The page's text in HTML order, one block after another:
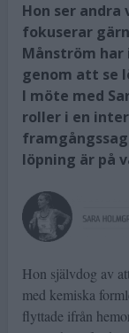
Hon ser
fokuserar
Månström
genom att se
I möte med
roller i en
löpning är på
Hon självdog av
med kemiska
flyttade ifrån